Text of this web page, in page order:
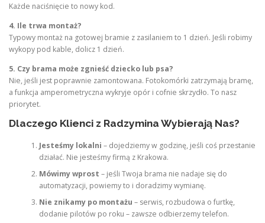
Każde naciśnięcie to nowy kod.
4. Ile trwa montaż?
Typowy montaż na gotowej bramie z zasilaniem to 1 dzień. Jeśli robimy
wykopy pod kable, dolicz 1 dzień.
5. Czy brama może zgnieść dziecko lub psa?
Nie, jeśli jest poprawnie zamontowana. Fotokomórki zatrzymają bramę,
a funkcja amperometryczna wykryje opór i cofnie skrzydło. To nasz
priorytet.
Dlaczego Klienci z Radzymina Wybierają Nas?
Jesteśmy lokalni – dojedziemy w godzinę, jeśli coś przestanie
działać. Nie jesteśmy firmą z Krakowa.
Mówimy wprost – jeśli Twoja brama nie nadaje się do
automatyzacji, powiemy to i doradzimy wymianę.
Nie znikamy po montażu – serwis, rozbudowa o furtkę,
dodanie pilotów po roku – zawsze odbierzemy telefon.